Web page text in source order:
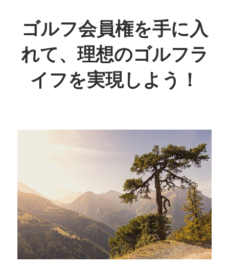
ン
テ
ン
ツ
ゴルフ会員権を手に入
れて、理想のゴルフラ
イフを実現しよう！
の
グ
を
叶
え
る、
あ